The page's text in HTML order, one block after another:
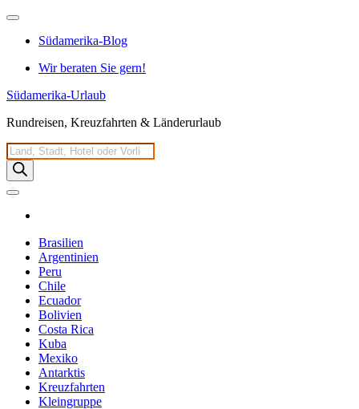
Zum
springenSüdamerika-Blog
Wir beraten Sie gern!
Südamerika-Urlaub
Rundreisen, Kreuzfahrten & Länderurlaub
Products
search
Brasilien
Argentinien
Peru
Chile
Ecuador
Bolivien
Costa Rica
Kuba
Mexiko
Antarktis
Kreuzfahrten
Kleingruppe